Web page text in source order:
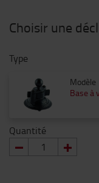
Choisir une
Type
Modèle
Base à
Quantité